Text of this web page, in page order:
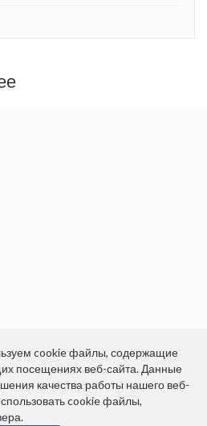
информации
cookie файлы, содержащие
посещениях веб-сайта. Данные
качества работы нашего веб-
cookie файлы,